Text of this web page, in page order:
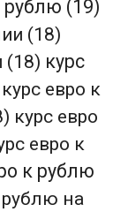
рублю (19)
(18)
(18) курс
курс евро к
курс евро
евро к
к рублю
рублю на